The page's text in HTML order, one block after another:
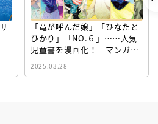
「竜が呼んだ娘」「ひなたと
ひかり」「NO.６」……人気
児童書を漫画化！ マンガサ
イト『ビブリオシリウス』誕
生！
2025.03.28